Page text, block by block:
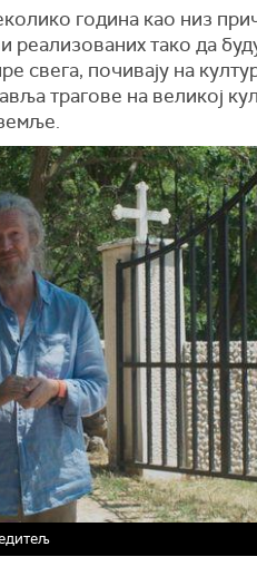
година као низ
реализованих тако да
свега, почивају на
трагове на великој